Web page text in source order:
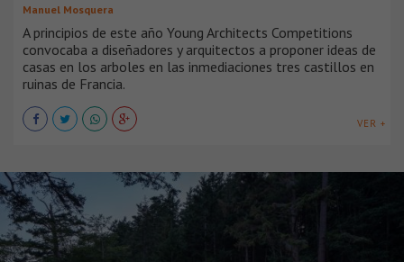
Manuel Mosquera
A principios de este año Young Architects Competitions
convocaba a diseñadores y arquitectos a proponer ideas de
casas en los arboles en las inmediaciones tres castillos en
ruinas de Francia.
VER +